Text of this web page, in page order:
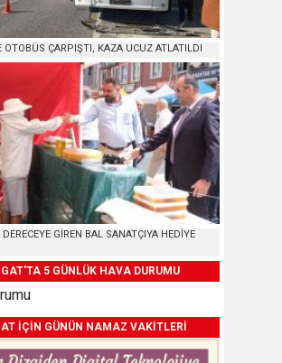
OTOBÜS ÇARPIŞTI, KAZA UCUZ ATLATILDI
DERECEYE GİREN BAL SANATÇIYA HEDİYE
5 GÜNLÜK HAVA DURUMU
İÇİN GÜNÜN NAMAZ VAKİTLERİ